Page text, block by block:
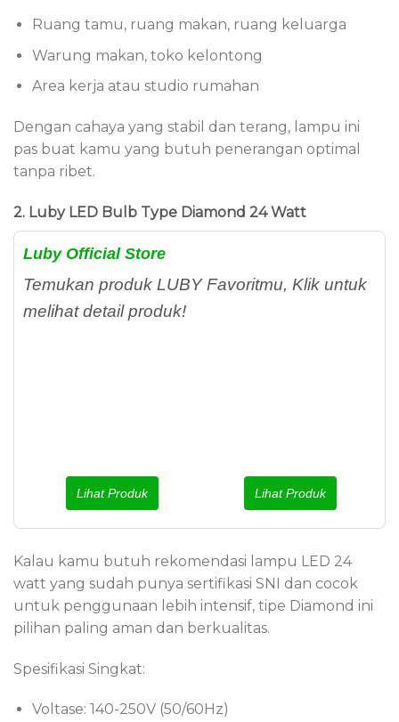
Ruang tamu, ruang makan, ruang keluarga
Warung makan, toko kelontong
Area kerja atau studio rumahan
Dengan cahaya yang stabil dan terang, lampu ini
pas buat kamu yang butuh penerangan optimal
tanpa ribet.
2. Luby LED Bulb Type Diamond 24 Watt
Luby Official Store
Temukan produk LUBY Favoritmu, Klik untuk
melihat detail produk!
Lihat Produk Lihat Produk
Kalau kamu butuh rekomendasi lampu LED 24
watt yang sudah punya sertifikasi SNI dan cocok
untuk penggunaan lebih intensif, tipe Diamond ini
pilihan paling aman dan berkualitas.
Spesifikasi Singkat:
Voltase: 140-250V (50/60Hz)